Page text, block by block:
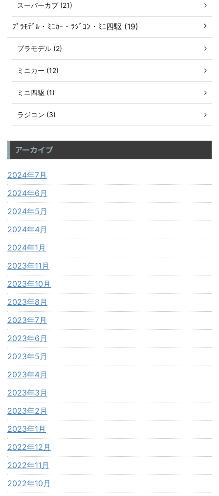
スーパーカブ (21)
ﾌﾟﾗﾓﾃﾞﾙ・ﾐﾆｶｰ・ﾗｼﾞｺﾝ・ﾐﾆ四駆 (19)
プラモデル (2)
ミニカー (12)
ミニ四駆 (1)
ラジコン (3)
アーカイブ
2024年7月
2024年6月
2024年5月
2024年4月
2024年1月
2023年11月
2023年10月
2023年8月
2023年7月
2023年6月
2023年5月
2023年4月
2023年3月
2023年2月
2023年1月
2022年12月
2022年11月
2022年10月